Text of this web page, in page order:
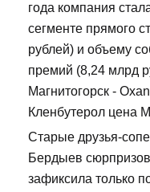
года компания
сегменте прямого
рублей) и объему
премий (8,24 млрд
Магнитогорск -
Кленбутерол цена
Старые друзья-
Бердыев
зафиксила только